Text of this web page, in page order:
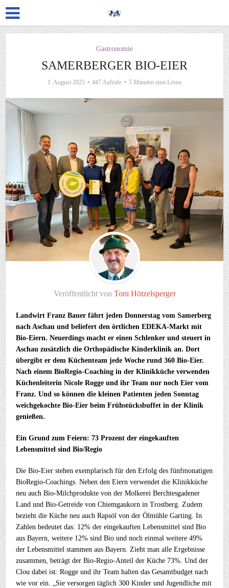
Gastronomie
SAMERBERGER BIO-EIER
1. August 2025 447 Aufrufe 5 Minuten zum Lesen
Veröffentlicht von Toni Hötzelsperger
Landwirt Franz Bauer fährt jeden Donnerstag vom Samerberg
nach Aschau und beliefert den örtlichen EDEKA-Markt mit
Bio-Eiern. Neuerdings macht er einen Schlenker und steuert in
Aschau zusätzlich die Orthopädische Kinderklinik an. Dort
übergibt er dem Küchenteam jede Woche rund 360 Bio-Eier.
Nach einem BioRegio-Coaching in der Klinikküche verwenden
Küchenleiterin Nicole Rogge und ihr Team nur noch Eier vom
Franz. Und so können die kleinen Patienten jeden Sonntag
weichgekochte Bio-Eier beim Frühstücksbuffet in der Klinik
genießen.
Ein Grund zum Feiern: 73 Prozent der eingekauften
Lebensmittel sind Bio/Regio
Die Bio-Eier stehen exemplarisch für den Erfolg des fünfmonatigen
BioRegio-Coachings. Neben den Eiern verwendet die Klinikküche
neu auch Bio-Milchprodukte von der Molkerei Berchtesgadener
Land und Bio-Getreide von Chiemgaukorn in Trostberg. Zudem
bezieht die Küche neu auch Rapsöl von der Ölmühle Garting. In
Zahlen bedeutet das: 12% der eingekauften Lebensmittel sind Bio
aus Bayern, weitere 12% sind Bio und noch einmal weitere 49%
der Lebensmittel stammen aus Bayern. Zieht man alle Ergebnisse
zusammen, beträgt der Bio-Regio-Anteil der Küche 73%. Und der
Clou dabei ist: Rogge und ihr Team halten das Gesamtbudget nach
wie vor ein. „Sie versorgen täglich 300 Kinder und Jugendliche mit